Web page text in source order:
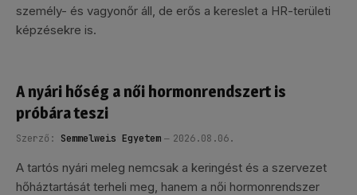
személy- és vagyonőr áll, de erős a kereslet a HR-területi
képzésekre is.
A nyári hőség a női hormonrendszert is
próbára teszi
Szerző: Semmelweis Egyetem 2026.08.06.
A tartós nyári meleg nemcsak a keringést és a szervezet
hőháztartását terheli meg, hanem a női hormonrendszer